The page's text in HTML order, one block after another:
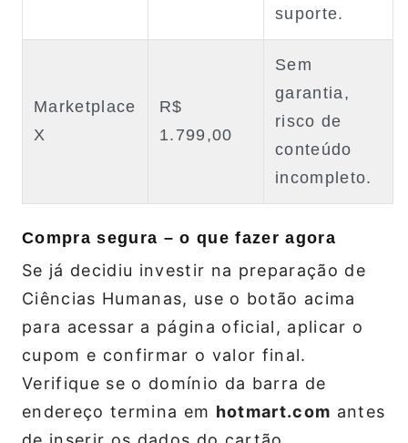
suporte.
Marketplace
X
R$
1.799,00
Sem
garantia,
risco de
conteúdo
incompleto.
Compra segura – o que fazer agora
Se já decidiu investir na preparação de
Ciências Humanas, use o botão acima
para acessar a página oficial, aplicar o
cupom e confirmar o valor final.
Verifique se o domínio da barra de
endereço termina em hotmart.com antes